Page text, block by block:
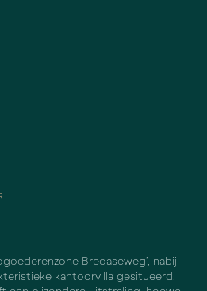
Bredaseweg’, nabij
kantoorvilla gesitueerd.